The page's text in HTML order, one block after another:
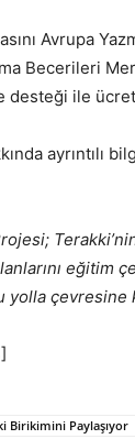
Avrupa
Becerileri
desteği ile
ayrıntılı
eğitim
yolla çevresine
Birikimini Paylaşıyor